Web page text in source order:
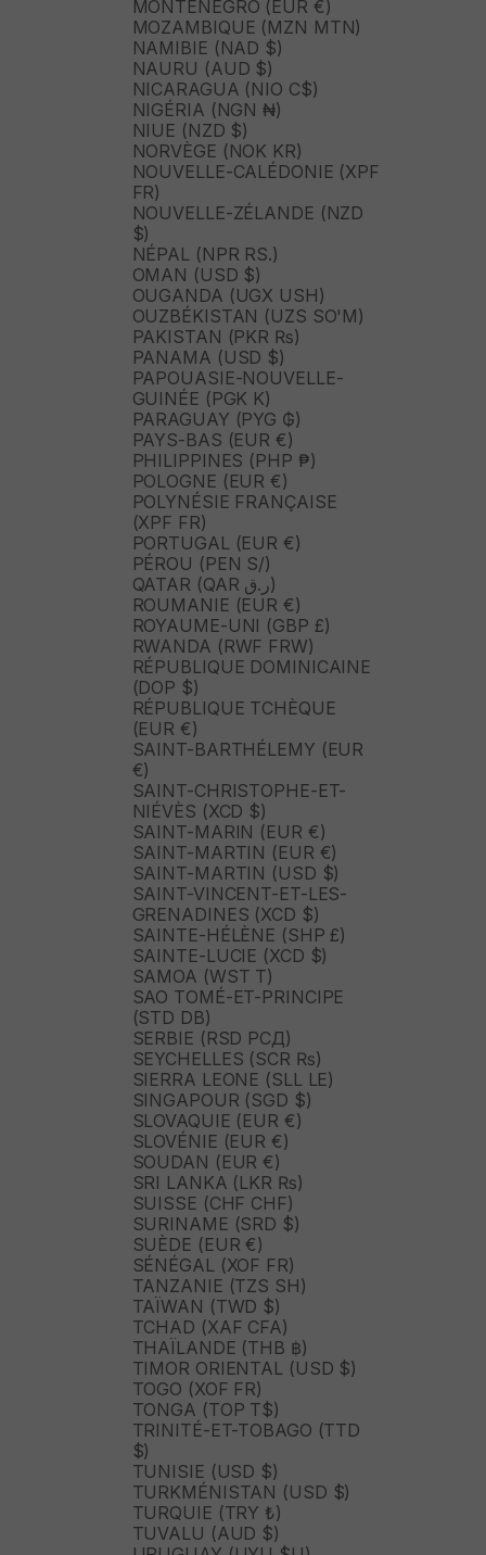
MONTÉNÉGRO (EUR €)
MOZAMBIQUE (MZN MTN)
NAMIBIE (NAD $)
NAURU (AUD $)
NICARAGUA (NIO C$)
NIGÉRIA (NGN ₦)
NIUE (NZD $)
NORVÈGE (NOK KR)
NOUVELLE-CALÉDONIE (XPF
FR)
NOUVELLE-ZÉLANDE (NZD
$)
NÉPAL (NPR RS.)
OMAN (USD $)
OUGANDA (UGX USH)
OUZBÉKISTAN (UZS SO'M)
PAKISTAN (PKR ₨)
PANAMA (USD $)
PAPOUASIE-NOUVELLE-
GUINÉE (PGK K)
PARAGUAY (PYG ₲)
PAYS-BAS (EUR €)
PHILIPPINES (PHP ₱)
POLOGNE (EUR €)
POLYNÉSIE FRANÇAISE
(XPF FR)
PORTUGAL (EUR €)
PÉROU (PEN S/)
QATAR (QAR ر.ق)
ROUMANIE (EUR €)
ROYAUME-UNI (GBP £)
RWANDA (RWF FRW)
RÉPUBLIQUE DOMINICAINE
(DOP $)
RÉPUBLIQUE TCHÈQUE
(EUR €)
SAINT-BARTHÉLEMY (EUR
€)
SAINT-CHRISTOPHE-ET-
NIÉVÈS (XCD $)
SAINT-MARIN (EUR €)
SAINT-MARTIN (EUR €)
SAINT-MARTIN (USD $)
SAINT-VINCENT-ET-LES-
GRENADINES (XCD $)
SAINTE-HÉLÈNE (SHP £)
SAINTE-LUCIE (XCD $)
SAMOA (WST T)
SAO TOMÉ-ET-PRINCIPE
(STD DB)
SERBIE (RSD РСД)
SEYCHELLES (SCR ₨)
SIERRA LEONE (SLL LE)
SINGAPOUR (SGD $)
SLOVAQUIE (EUR €)
SLOVÉNIE (EUR €)
SOUDAN (EUR €)
SRI LANKA (LKR ₨)
SUISSE (CHF CHF)
SURINAME (SRD $)
SUÈDE (EUR €)
SÉNÉGAL (XOF FR)
TANZANIE (TZS SH)
TAÏWAN (TWD $)
TCHAD (XAF CFA)
THAÏLANDE (THB ฿)
TIMOR ORIENTAL (USD $)
TOGO (XOF FR)
TONGA (TOP T$)
TRINITÉ-ET-TOBAGO (TTD
$)
TUNISIE (USD $)
TURKMÉNISTAN (USD $)
TURQUIE (TRY ₺)
TUVALU (AUD $)